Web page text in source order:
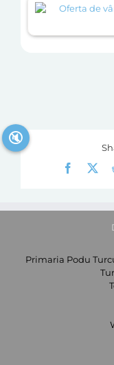
Oferta de
Primaria Podu
🔇